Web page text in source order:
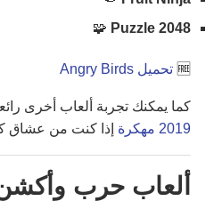
2048 Puzzle
🧩
🆓 تحميل Angry Birds
كما يمكنك تجربة ألعاب أخرى
2019 مهكرة
إذا كنت من عشاق
ألعاب حرب